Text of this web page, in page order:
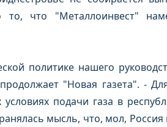
то, что "Металлоинвест"
политике нашего
"Новая газета". -
подачи газа в
мысль, что, мол, Россия